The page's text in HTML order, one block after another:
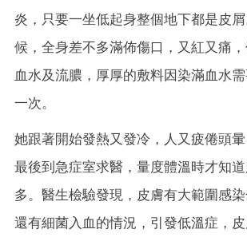
炎，只要一坐低起身整個地下都是皮
候，全身差不多滿佈傷口，又紅又痛
血水及流膿，厚厚的敷料因染滿血水
一次。
她跟著開始發熱又發冷，人又疲倦頭暈
最後到急症室求醫，量度體溫時才知
多。醫生檢驗發現，皮膚有大範圍感染
還有細菌入血的情況，引發低溫症，